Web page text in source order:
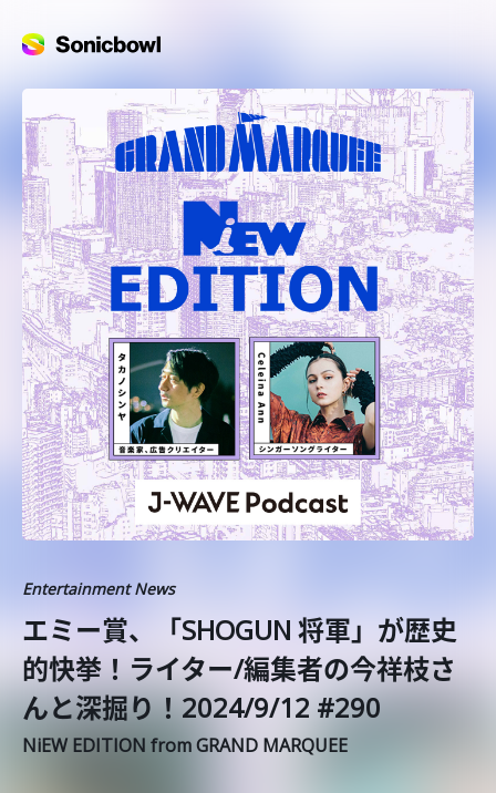
Entertainment News
エミー賞、「SHOGUN 将軍」が歴史
的快挙！ライター/編集者の今祥枝さ
んと深掘り！2024/9/12 #290
NiEW EDITION from GRAND MARQUEE